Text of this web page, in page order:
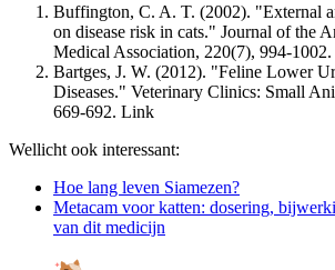
Buffington, C. A. T. (2002). "External
on disease risk in cats." Journal of the
Medical Association, 220(7), 994-1002.
Bartges, J. W. (2012). "Feline Lower
Diseases." Veterinary Clinics: Small
669-692. Link
Wellicht ook interessant:
Hoe lang leven Siamezen?
Metacam voor katten: dosering,
van dit medicijn